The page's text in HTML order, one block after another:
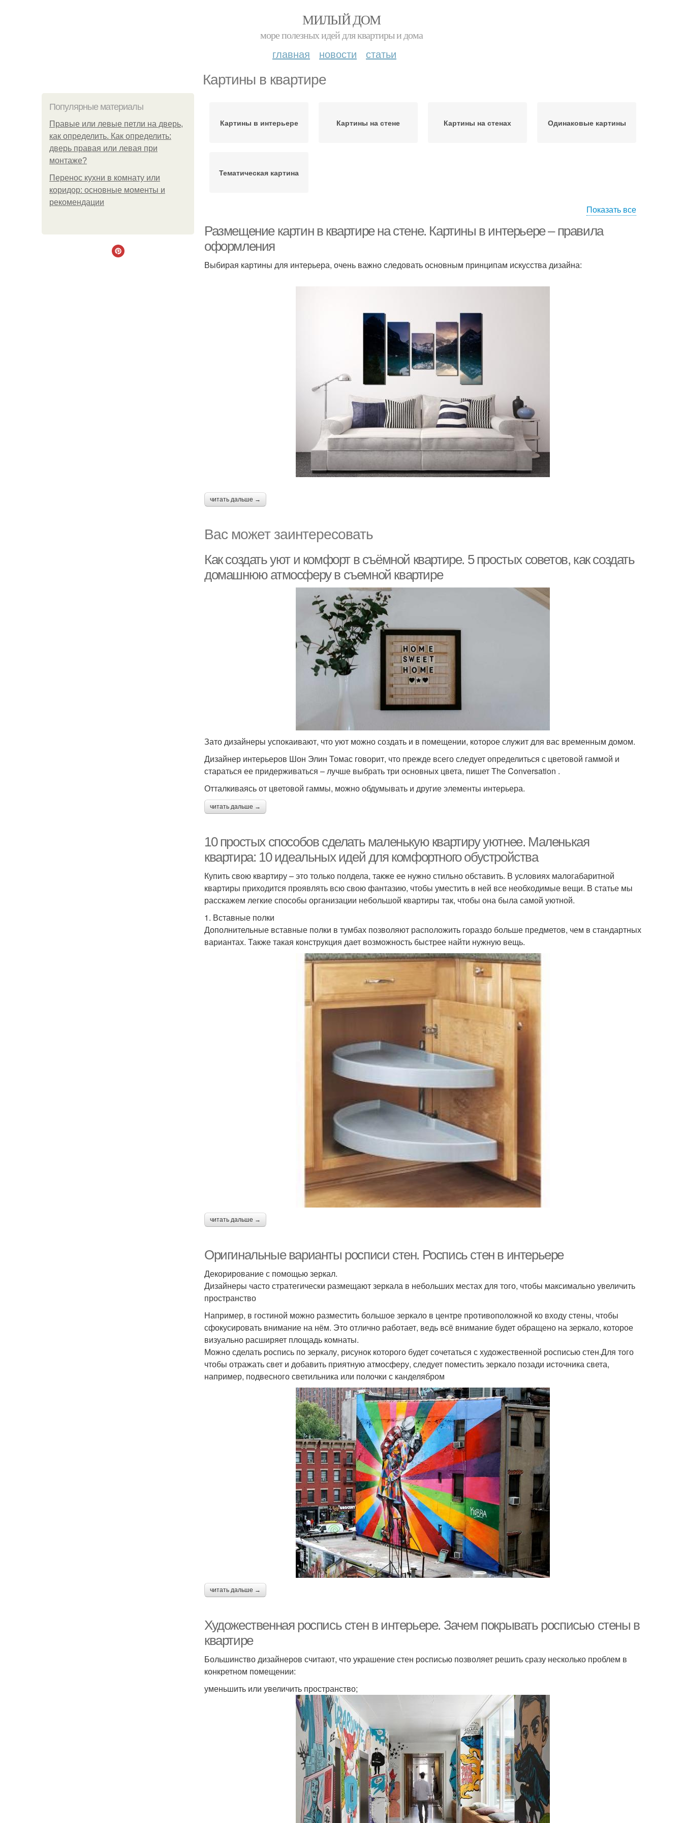
МИЛЫЙ ДОМ
море полезных идей для квартиры и дома
главная новости статьи
Картины в квартире
Популярные материалы
Правые или левые петли на дверь,
как определить. Как определить:
дверь правая или левая при
монтаже?
Перенос кухни в комнату или
коридор: основные моменты и
рекомендации
Картины в интерьере Картины на стене Картины на стенах Одинаковые картины
Тематическая картина
Показать все
Размещение картин в квартире на стене. Картины в интерьере – правила
оформления
Выбирая картины для интерьера, очень важно следовать основным принципам искусства дизайна:
читать дальше →
Вас может заинтересовать
Как создать уют и комфорт в съёмной квартире. 5 простых советов, как создать
домашнюю атмосферу в съемной квартире
Зато дизайнеры успокаивают, что уют можно создать и в помещении, которое служит для вас временным домом.
Дизайнер интерьеров Шон Элин Томас говорит, что прежде всего следует определиться с цветовой гаммой и
стараться ее придерживаться – лучше выбрать три основных цвета, пишет The Conversation .
Отталкиваясь от цветовой гаммы, можно обдумывать и другие элементы интерьера.
читать дальше →
10 простых способов сделать маленькую квартиру уютнее. Маленькая
квартира: 10 идеальных идей для комфортного обустройства
Купить свою квартиру – это только полдела, также ее нужно стильно обставить. В условиях малогабаритной
квартиры приходится проявлять всю свою фантазию, чтобы уместить в ней все необходимые вещи. В статье мы
расскажем легкие способы организации небольшой квартиры так, чтобы она была самой уютной.
1. Вставные полки
Дополнительные вставные полки в тумбах позволяют расположить гораздо больше предметов, чем в стандартных
вариантах. Также такая конструкция дает возможность быстрее найти нужную вещь.
читать дальше →
Оригинальные варианты росписи стен. Роспись стен в интерьере
Декорирование с помощью зеркал.
Дизайнеры часто стратегически размещают зеркала в небольших местах для того, чтобы максимально увеличить
пространство
Например, в гостиной можно разместить большое зеркало в центре противоположной ко входу стены, чтобы
сфокусировать внимание на нём. Это отлично работает, ведь всё внимание будет обращено на зеркало, которое
визуально расширяет площадь комнаты.
Можно сделать роспись по зеркалу, рисунок которого будет сочетаться с художественной росписью стен.Для того
чтобы отражать свет и добавить приятную атмосферу, следует поместить зеркало позади источника света,
например, подвесного светильника или полочки с канделябром
читать дальше →
Художественная роспись стен в интерьере. Зачем покрывать росписью стены в
квартире
Большинство дизайнеров считают, что украшение стен росписью позволяет решить сразу несколько проблем в
конкретном помещении:
уменьшить или увеличить пространство;